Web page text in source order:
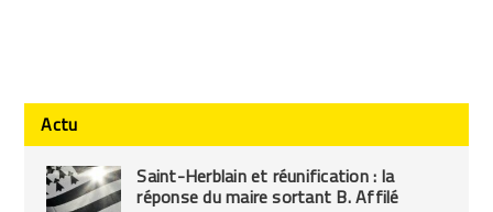
Actu
Saint-Herblain et réunification : la
réponse du maire sortant B. Affilé